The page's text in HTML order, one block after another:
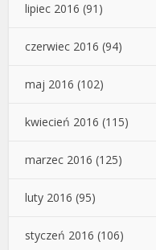
lipiec 2016 (91)
czerwiec 2016 (94)
maj 2016 (102)
kwiecień 2016 (115)
marzec 2016 (125)
luty 2016 (95)
styczeń 2016 (106)